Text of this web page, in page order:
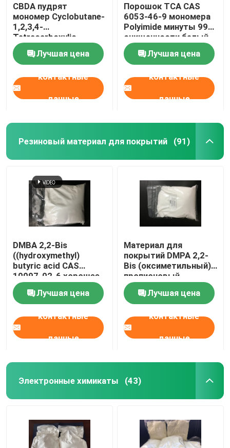
CBDA пудрят
мономер Cyclobutane-
1,2,3,4-
Tetracarboxylic
Dianhydride Polyimide
CAS 4415-87-6
Лучшая цена
контактные
данные
Порошок TCA CAS
6053-46-9 мономера
Polyimide минуты 99%
очищенности белый
твердый
Лучшая цена
контактные
данные
Резиновый материал для покрытий (91)
DMBA 2,2-Bis
((hydroxymethyl)
butyric acid CAS
10097-02-6 хорошее
скрещивающее и
гидрофильное
средство или
используется для
производства
высокомолекулярной
Лучшая цена
контактные
данные
Материал для
покрытий DMPA 2,2-
Bis (оксиметильный)
пропионовый
кисловочный CAS
4767-03-7 резиновый
Лучшая цена
контактные
данные
Электронные химикаты (43)